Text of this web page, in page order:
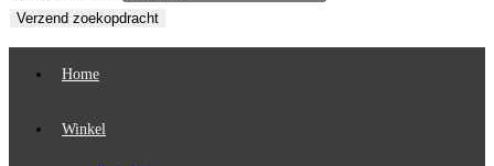
Verzend zoekopdracht
Home
Winkel